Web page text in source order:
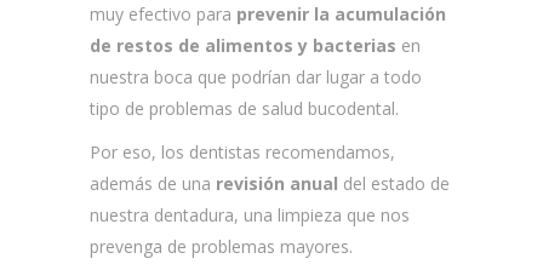
muy efectivo para prevenir la acumulación
de restos de alimentos y bacterias en
nuestra boca que podrían dar lugar a todo
tipo de problemas de salud bucodental.
Por eso, los dentistas recomendamos,
además de una revisión anual del estado de
nuestra dentadura, una limpieza que nos
prevenga de problemas mayores.